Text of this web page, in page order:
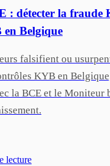
: détecter la fraude
Belgique
falsifient ou
KYB en
la BCE et le Moniteur
lecture